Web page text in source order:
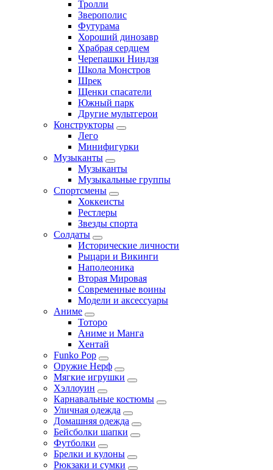
Тролли
Зверополис
Футурама
Хороший динозавр
Храбрая сердцем
Черепашки Ниндзя
Школа Монстров
Шрек
Щенки спасатели
Южный парк
Другие мультгерои
Конструкторы
Лего
Минифигурки
Музыканты
Музыканты
Музыкальные группы
Спортсмены
Хоккеисты
Рестлеры
Звезды спорта
Солдаты
Исторические личности
Рыцари и Викинги
Наполеоника
Вторая Мировая
Современные воины
Модели и аксессуары
Аниме
Тоторо
Аниме и Манга
Хентай
Funko Pop
Оружие Нерф
Мягкие игрушки
Хэллоуин
Карнавальные костюмы
Уличная одежда
Домашняя одежда
Бейсболки шапки
Футболки
Брелки и кулоны
Рюкзаки и сумки